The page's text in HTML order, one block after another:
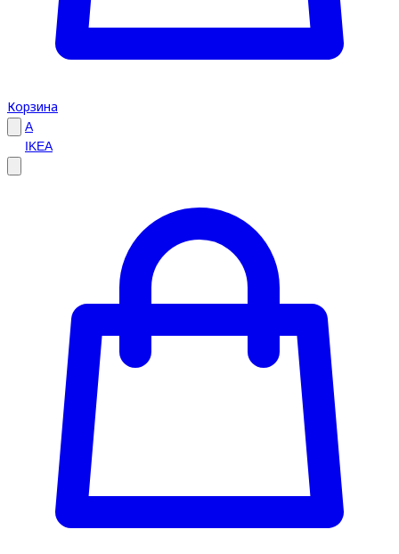
Корзина
A
IKEA